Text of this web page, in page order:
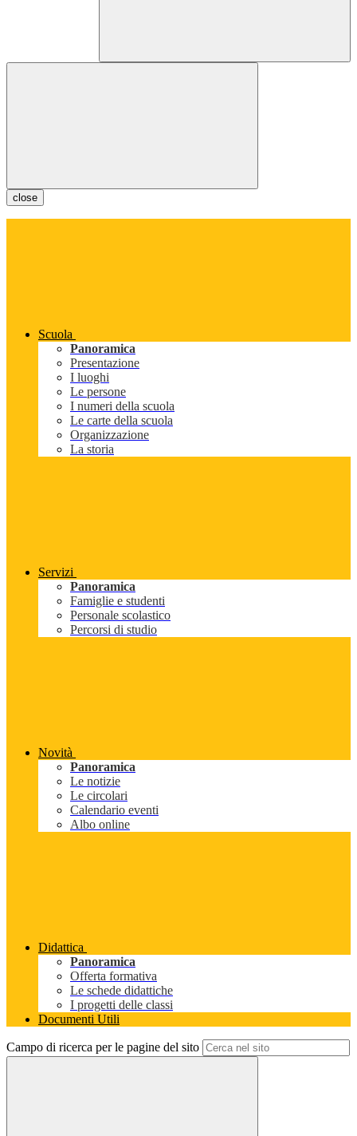
close
Scuola
Panoramica
Presentazione
I luoghi
Le persone
I numeri della scuola
Le carte della scuola
Organizzazione
La storia
Servizi
Panoramica
Famiglie e studenti
Personale scolastico
Percorsi di studio
Novità
Panoramica
Le notizie
Le circolari
Calendario eventi
Albo online
Didattica
Panoramica
Offerta formativa
Le schede didattiche
I progetti delle classi
Documenti Utili
Campo di ricerca per le pagine del sito